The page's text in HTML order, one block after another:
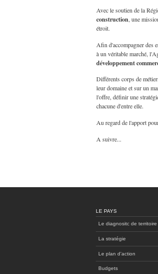
Avec le soutien de la
construction, une
étroit.
Afin d'accompagner des
à un véritable marché,
développement
Différents corps de
leur domaine et sur un
l'offre, définir une
chacune d'entre elle.
Au regard de l'apport
A suivre...
LE PAYS
Le diagnositc de territoire
La stratégie
Le plan d'action
Budgets